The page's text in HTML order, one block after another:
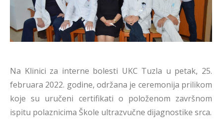
Na Klinici za interne bolesti UKC Tuzla u petak, 25.
februara 2022. godine, održana je ceremonija prilikom
koje su uručeni certifikati o položenom završnom
ispitu polaznicima Škole ultrazvučne dijagnostike srca.